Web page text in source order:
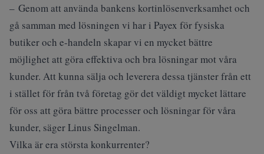
– Genom att använda bankens kortinlösenverksamhet och
gå samman med lösningen vi har i Payex för fysiska
butiker och e-handeln skapar vi en mycket bättre
möjlighet att göra effektiva och bra lösningar mot våra
kunder. Att kunna sälja och leverera dessa tjänster från ett
i stället för från två företag gör det väldigt mycket lättare
för oss att göra bättre processer och lösningar för våra
kunder, säger Linus Singelman.
Vilka är era största konkurrenter?